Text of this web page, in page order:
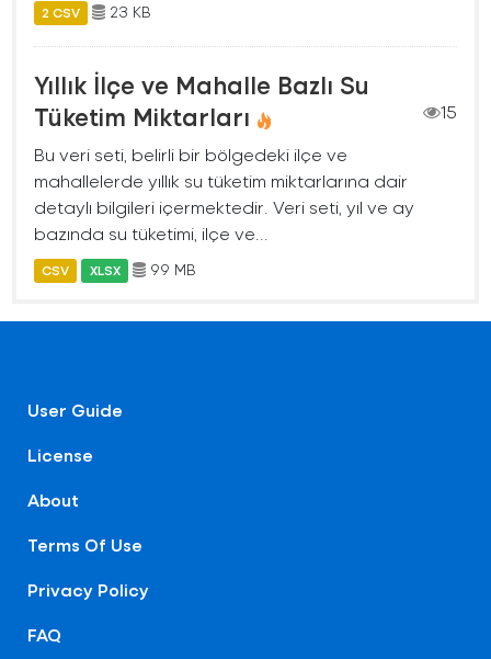
2 CSV 23 KB
Yıllık İlçe ve Mahalle Bazlı Su
Tüketim Miktarları
15
Bu veri seti, belirli bir bölgedeki ilçe ve
mahallelerde yıllık su tüketim miktarlarına dair
detaylı bilgileri içermektedir. Veri seti, yıl ve ay
bazında su tüketimi, ilçe ve...
CSV XLSX 99 MB
User Guide
License
About
Terms Of Use
Privacy Policy
FAQ